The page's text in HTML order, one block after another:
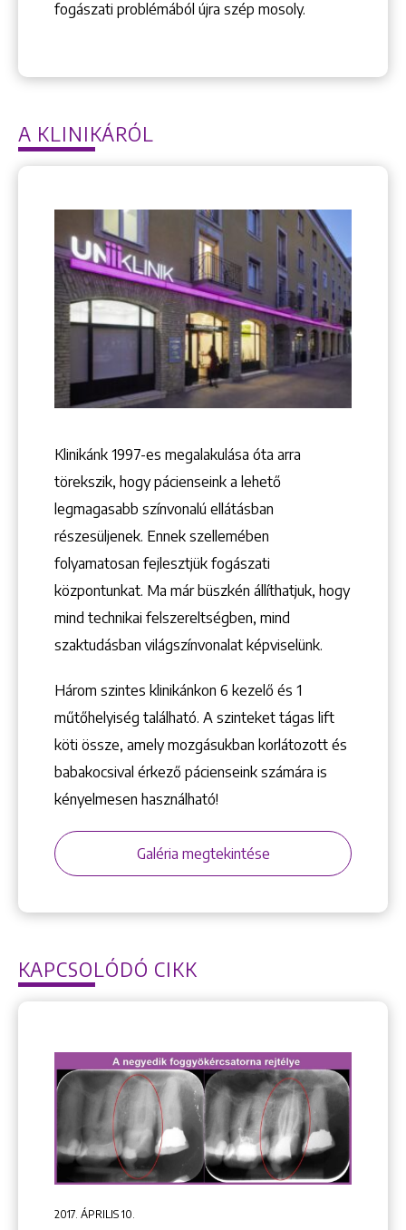
+36 1 222 7250
+36 1 222 9150
1148 Budapest, Örs vezér tere 2.
fogászati problémából újra szép mosoly.
A KLINIKÁRÓL
Klinikánk 1997-­es megalakulása óta arra
törekszik, hogy pácienseink a lehető
legmagasabb színvonalú ellátásban
részesüljenek. Ennek szellemében
folyamatosan fejlesztjük fogászati
központunkat. Ma már büszkén állíthatjuk, hogy
mind technikai felszereltségben, mind
szaktudásban világszínvonalat képviselünk.
Három szintes klinikánkon 6 kezelő ­és 1
műtőhelyiség található. A szinteket tágas lift
köti össze, amely mozgásukban korlátozott és
babakocsival érkező pácienseink számára is
kényelmesen használható!
Galéria megtekintése
KAPCSOLÓDÓ CIKK
2017. ÁPRILIS 10.